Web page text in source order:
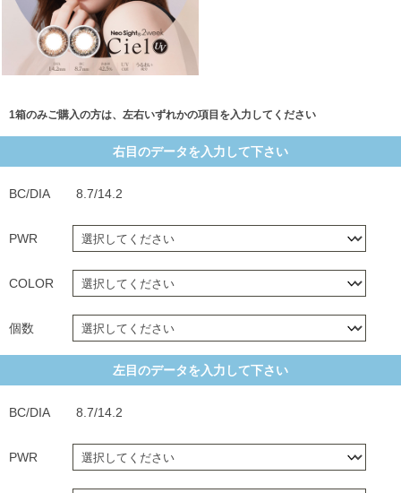
1箱のみご購入の方は、左右いずれかの項目を入力してください
右目のデータを入力して下さい
BC/DIA 8.7/14.2
PWR
COLOR
個数
左目のデータを入力して下さい
BC/DIA 8.7/14.2
PWR